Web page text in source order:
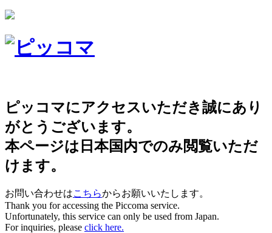
ピッコマにアクセスいただき誠にあり
がとうございます。
本ページは日本国内でのみ閲覧いただ
けます。
お問い合わせはこちらからお願いいたします。
Thank you for accessing the Piccoma service.
Unfortunately, this service can only be used from Japan.
For inquiries, please click here.